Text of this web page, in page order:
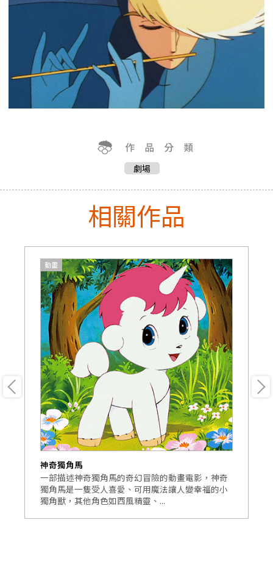
劇場
相關作品
動畫
神奇獨角馬
一部描述神奇獨角馬的奇幻冒險的動畫電影，神奇
獨角馬是一隻受人喜愛、可用魔法讓人變幸福的小
獨角獸，其他角色如西風精靈、...